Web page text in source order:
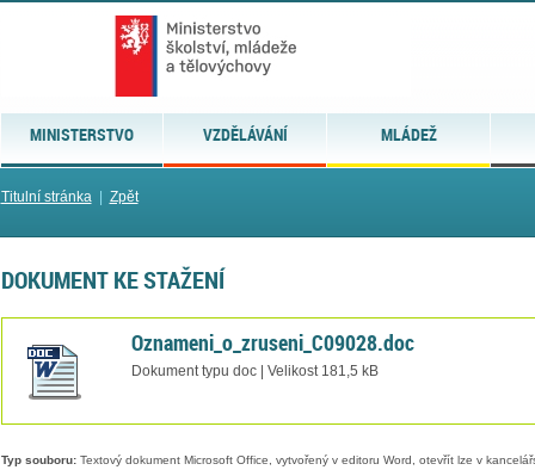
MINISTERSTVO VZDĚLÁVÁNÍ MLÁDEŽ
Titulní stránka| Zpět
DOKUMENT KE STAŽENÍ
Oznameni_o_zruseni_C09028.doc
Dokument typu doc | Velikost 181,5 kB
Typ souboru:Textový dokument Microsoft Office, vytvořený v editoru Word, otevřít lze v